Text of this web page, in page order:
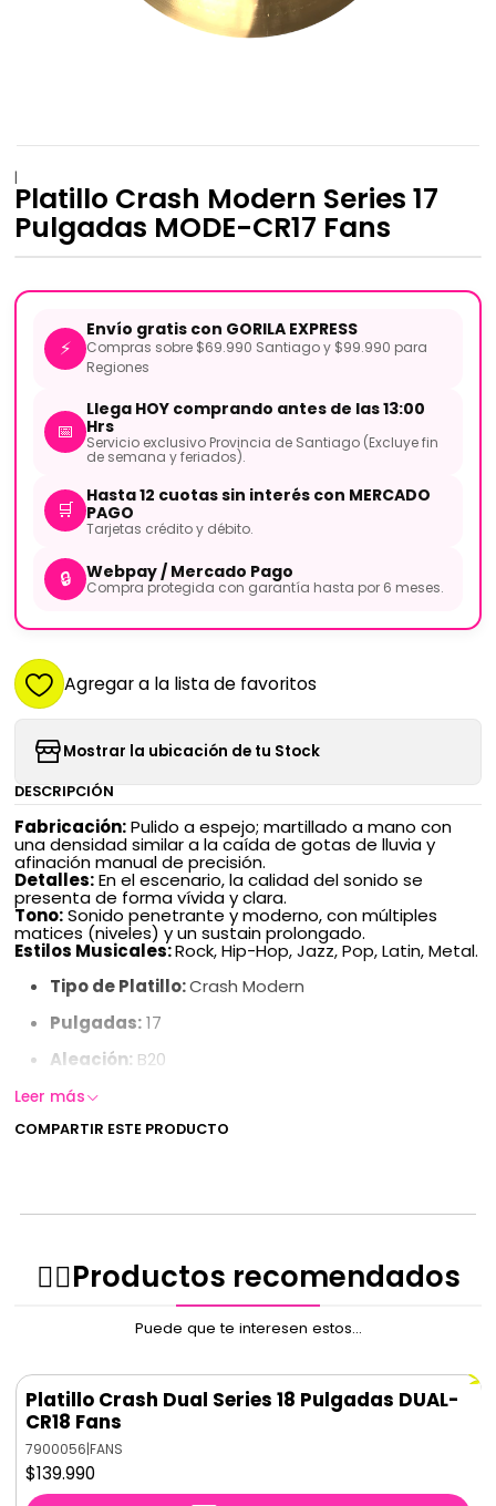
|
Platillo Crash Modern Series 17
Pulgadas MODE-CR17 Fans
⚡
Envío gratis con GORILA EXPRESS
Compras sobre $69.990 Santiago y $99.990 para
Regiones
📅
Llega HOY comprando antes de las 13:00
Hrs
Servicio exclusivo Provincia de Santiago (Excluye fin
de semana y feriados).
🛒
Hasta 12 cuotas sin interés con MERCADO
PAGO
Tarjetas crédito y débito.
🔒 Webpay / Mercado Pago
Compra protegida con garantía hasta por 6 meses.
Agregar a la lista de favoritos
Mostrar la ubicación de tu Stock
DESCRIPCIÓN
Fabricación:Pulido a espejo; martillado a mano con
una densidad similar a la caída de gotas de lluvia y
afinación manual de precisión.
​Detalles:En el escenario, la calidad del sonido se
presenta de forma vívida y clara.
​Tono:Sonido penetrante y moderno, con múltiples
matices (niveles) y un sustain prolongado.
​Estilos Musicales:Rock, Hip-Hop, Jazz, Pop, Latin, Metal.
Tipo de Platillo:Crash Modern
Pulgadas:17
Aleación: B20
Origen:
Leer más
COMPARTIR ESTE PRODUCTO
✌🏻️Productos recomendados
Puede que te interesen estos...
Platillo Crash Dual Series 18 Pulgadas DUAL-
CR18 Fans
7900056|FANS
$139.990